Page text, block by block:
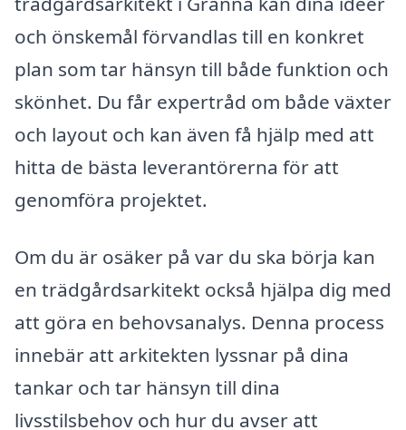
och önskemål förvandlas till en konkret
plan som tar hänsyn till både funktion och
skönhet. Du får expertråd om både växter
och layout och kan även få hjälp med att
hitta de bästa leverantörerna för att
genomföra projektet.
Om du är osäker på var du ska börja kan
en trädgårdsarkitekt också hjälpa dig med
att göra en behovsanalys. Denna process
innebär att arkitekten lyssnar på dina
tankar och tar hänsyn till dina
livsstilsbehov och hur du avser att